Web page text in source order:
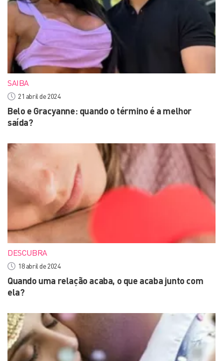
SAIBA
21 abril de 2024
Belo e Gracyanne: quando o término é a melhor
saída?
DESCUBRA
18 abril de 2024
Quando uma relação acaba, o que acaba junto com
ela?